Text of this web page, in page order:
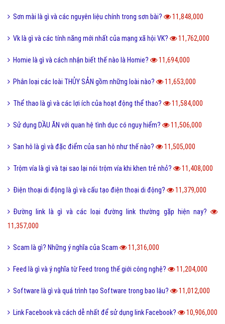
Holic là gì và cách sử dụng gốc từ aholic và holic? 14,696,000
Pick me boy và Pick me girl là gì và làm sao thành pick me?
14,553,000
Anti Fan là gì và một vài hội Anti Fan nổi tiếng hiện nay? 14,474,000
Kỹ thuật là gì và tầm quan trọng của kỹ thuật hiện nay? 14,001,000
Quả dâu da đất có những công dụng gì? 13,866,000
Dũng cảm là gì và tại sao cần phải có lòng dũng cảm? 13,805,000
QTQD là gì và QTQĐ mang ý nghĩa tiêu cực không? 13,674,000
Tiến hóa là gì và quá trình tiến hóa diễn ra như thế nào? 13,495,000
Định hướng là gì và cách định hướng nghề nghiệp tương lai?
13,374,000
Reactions Facebook là gì và cách sử dụng Reactions Facebook?